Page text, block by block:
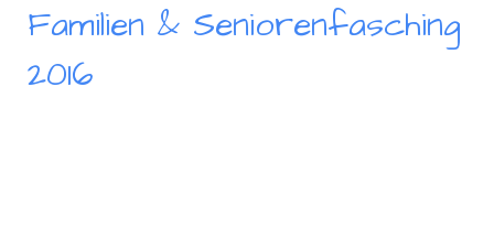
Familien & Seniorenfasching
2016